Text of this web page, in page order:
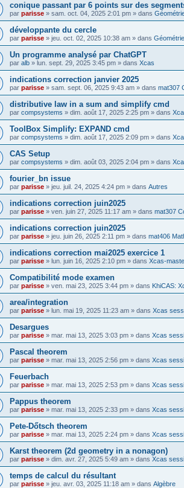
conique passant par 6 points sur des
par parisse » sam. oct. 04, 2025 2:01 pm » dans
développante du cercle
par parisse » jeu. oct. 02, 2025 10:38 am » dans Géométrie
Un programme analysé par ChatGPT
par alb » lun. sept. 29, 2025 3:45 pm » dans Xcas
indications correction janvier 2025
par parisse » sam. sept. 06, 2025 9:43 am » dans mat307
distributive law in a sum and simplify cmd
par compsystems » dim. août 17, 2025 2:25 pm » dans
ToolBox Simplify: EXPAND cmd
par compsystems » dim. août 17, 2025 2:09 pm » dans
CAS Setup
par compsystems » dim. août 03, 2025 2:04 pm » dans
fourier_bn issue
par parisse » jeu. juil. 24, 2025 4:24 pm » dans Autres
indications correction juin2025
par parisse » ven. juin 27, 2025 11:17 am » dans mat307
indications correction juin2025
par parisse » jeu. juin 26, 2025 2:11 pm » dans mat406
indications correction mai2025 exercice 1
par parisse » lun. juin 16, 2025 2:10 pm » dans Xcas-
Compatibilité mode examen
par parisse » ven. mai 23, 2025 3:44 pm » dans KhiCAS:
area/integration
par parisse » lun. mai 19, 2025 11:23 am » dans Xcas
Desargues
par parisse » mar. mai 13, 2025 3:03 pm » dans Xcas
Pascal theorem
par parisse » mar. mai 13, 2025 2:56 pm » dans Xcas
Feuerbach
par parisse » mar. mai 13, 2025 2:53 pm » dans Xcas
Pappus theorem
par parisse » mar. mai 13, 2025 2:33 pm » dans Xcas
Pete-Dőtsch theorem
par parisse » mar. mai 13, 2025 2:24 pm » dans Xcas
Karst theorem (2d geometry in a nonagon)
par parisse » dim. avr. 27, 2025 5:49 am » dans Xcas
temps de calcul du résultant
par parisse » jeu. avr. 03, 2025 11:18 am » dans Algèbre